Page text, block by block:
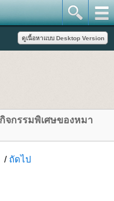
จกรรมพิเศษของหมา
/ ถัดไป